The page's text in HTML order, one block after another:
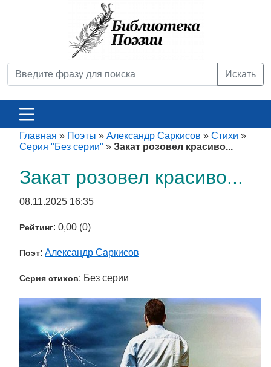
Искать
Главная » Поэты » Александр Саркисов » Стихи »
Серия "Без серии" » Закат розовел красиво...
Закат розовел красиво...
08.11.2025 16:35
Рейтинг: 0,00 (0)
Поэт: Александр Саркисов
Серия стихов: Без серии